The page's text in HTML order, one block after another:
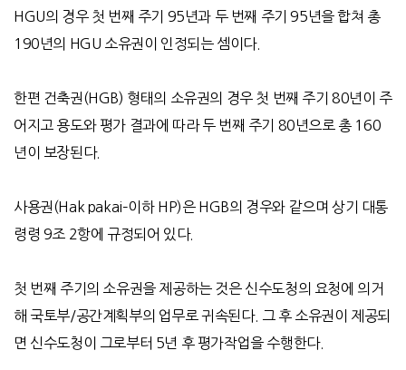
HGU의 경우 첫 번째 주기 95년과 두 번째 주기 95년을 합쳐 총
190년의 HGU 소유권이 인정되는 셈이다.
한편 건축권 (HGB) 형태의 소유권의 경우 첫 번째 주기 80년이 주
어지고 용도와 평가 결과에 따라 두 번째 주기
80년으로 총160
년이 보장된다.
사용권 (Hak pakai–이하HP)은HGB의 경우와 같으며 상기 대통
령령 9조 2항에 규정되어 있다.
첫 번째 주기의 소유권을 제공하는 것은 신수도청의 요청에 의거
해 국토부/공간계획부의 업무로 귀속된다.
그 후 소유권이 제공되
면 신수도청이 그로부터 5년 후 평가작업을 수행한다.